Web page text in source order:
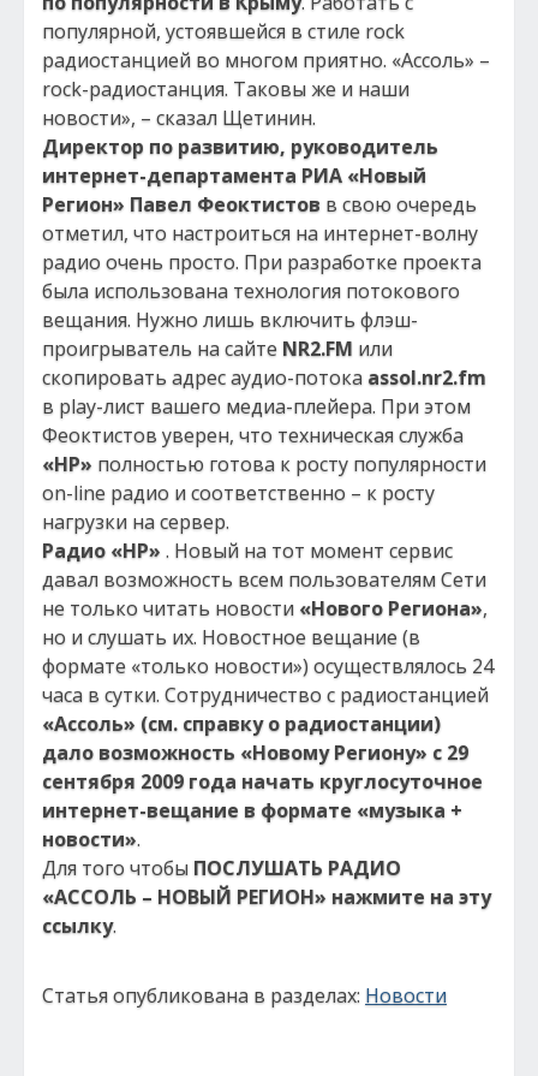
популярной, устоявшейся в стиле rock
радиостанцией во многом приятно. «Ассоль» –
rock-радиостанция. Таковы же и наши
новости», – сказал Щетинин.
Директор по развитию, руководитель
интернет-департамента РИА «Новый
Регион» Павел Феоктистов в свою очередь
отметил, что настроиться на интернет-волну
радио очень просто. При разработке проекта
была использована технология потокового
вещания. Нужно лишь включить флэш-
проигрыватель на сайте NR2.FM или
скопировать адрес аудио-потока assol.nr2.fm
в play-лист вашего медиа-плейера. При этом
Феоктистов уверен, что техническая служба
«НР» полностью готова к росту популярности
on-line радио и соответственно – к росту
нагрузки на сервер.
Радио «НР» . Новый на тот момент сервис
давал возможность всем пользователям Сети
не только читать новости «Нового Региона»,
но и слушать их. Новостное вещание (в
формате «только новости») осуществлялось 24
часа в сутки. Сотрудничество с радиостанцией
«Ассоль» (см. справку о радиостанции)
дало возможность «Новому Региону» с 29
сентября 2009 года начать круглосуточное
интернет-вещание в формате «музыка +
новости».
Для того чтобы ПОСЛУШАТЬ РАДИО
«АССОЛЬ – НОВЫЙ РЕГИОН» нажмите на эту
ссылку.
Статья опубликована в разделах: Новости